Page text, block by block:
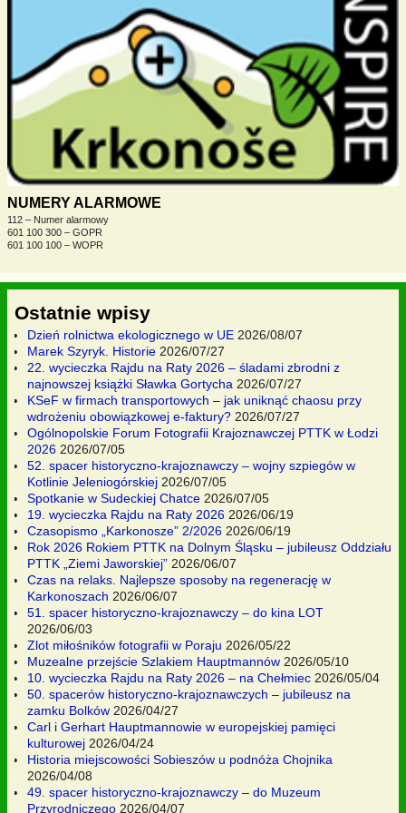
NUMERY ALARMOWE
112 – Numer alarmowy
601 100 300 – GOPR
601 100 100 – WOPR
Ostatnie wpisy
Dzień rolnictwa ekologicznego w UE 2026/08/07
Marek Szyryk. Historie 2026/07/27
22. wycieczka Rajdu na Raty 2026 – śladami zbrodni z
najnowszej książki Sławka Gortycha 2026/07/27
KSeF w firmach transportowych – jak uniknąć chaosu przy
wdrożeniu obowiązkowej e-faktury? 2026/07/27
Ogólnopolskie Forum Fotografii Krajoznawczej PTTK w Łodzi
2026 2026/07/05
52. spacer historyczno-krajoznawczy – wojny szpiegów w
Kotlinie Jeleniogórskiej 2026/07/05
Spotkanie w Sudeckiej Chatce 2026/07/05
19. wycieczka Rajdu na Raty 2026 2026/06/19
Czasopismo „Karkonosze” 2/2026 2026/06/19
Rok 2026 Rokiem PTTK na Dolnym Śląsku – jubileusz Oddziału
PTTK „Ziemi Jaworskiej” 2026/06/07
Czas na relaks. Najlepsze sposoby na regenerację w
Karkonoszach 2026/06/07
51. spacer historyczno-krajoznawczy – do kina LOT
2026/06/03
Zlot miłośników fotografii w Poraju 2026/05/22
Muzealne przejście Szlakiem Hauptmannów 2026/05/10
10. wycieczka Rajdu na Raty 2026 – na Chełmiec 2026/05/04
50. spacerów historyczno-krajoznawczych – jubileusz na
zamku Bolków 2026/04/27
Carl i Gerhart Hauptmannowie w europejskiej pamięci
kulturowej 2026/04/24
Historia miejscowości Sobieszów u podnóża Chojnika
2026/04/08
49. spacer historyczno-krajoznawczy – do Muzeum
Przyrodniczego 2026/04/07